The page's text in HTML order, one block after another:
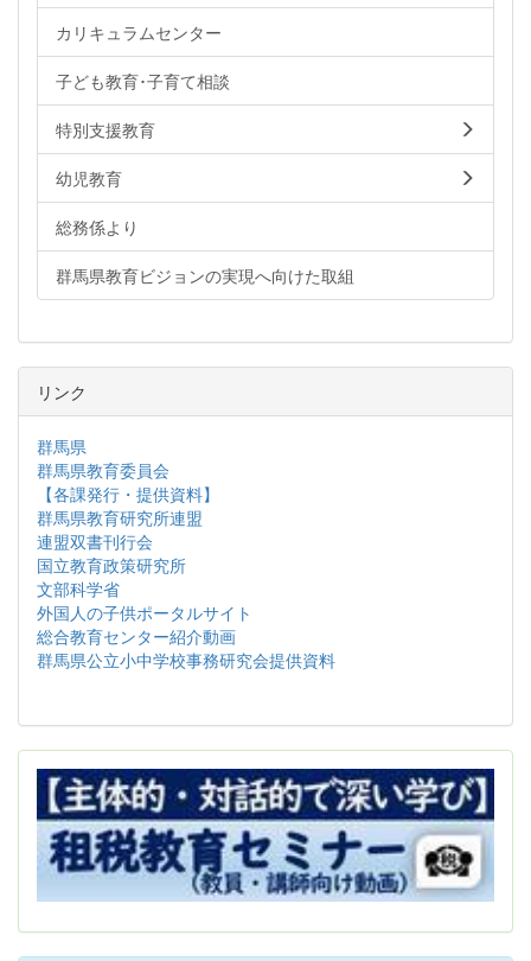
カリキュラムセンター
子ども教育･子育て相談
特別支援教育
幼児教育
総務係より
群馬県教育ビジョンの実現へ向けた取組
リンク
群馬県
群馬県教育委員会
【各課発行・提供資料】
群馬県教育研究所連盟
連盟双書刊行会
国立教育政策研究所
文部科学省
外国人の子供ポータルサイト
総合教育センター紹介動画
群馬県公立小中学校事務研究会提供資料